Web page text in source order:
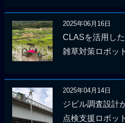
2025年06月16日
CLASを活用し
雑草対策ロボッ
2025年04月14日
ジビル調査設計
点検支援ロボッ